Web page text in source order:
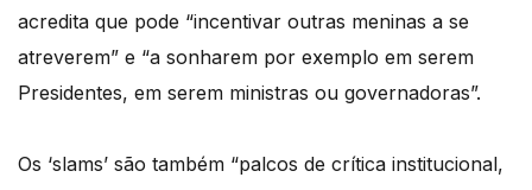
acredita que pode “incentivar outras meninas a se
atreverem” e “a sonharem por exemplo em serem
Presidentes, em serem ministras ou governadoras”.
Os ‘slams’ são também “palcos de crítica institucional,